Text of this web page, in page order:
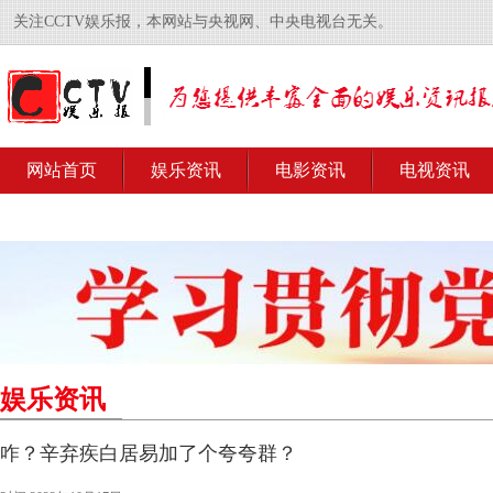
关注CCTV娱乐报，本网站与央视网、中央电视台无关。
网站首页 娱乐资讯 电影资讯 电视资讯
娱乐资讯
咋？辛弃疾白居易加了个夸夸群？